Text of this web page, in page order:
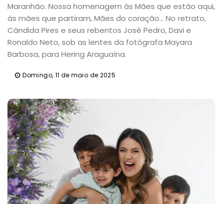
Maranhão. Nossa homenagem às Mães que estão aqui,
às mães que partiram, Mães do coração... No retrato,
Cândida Pires e seus rebentos José Pedro, Davi e
Ronaldo Neto, sob as lentes da fotógrafa Mayara
Barbosa, para Hering Araguaína.
Domingo, 11 de maio de 2025